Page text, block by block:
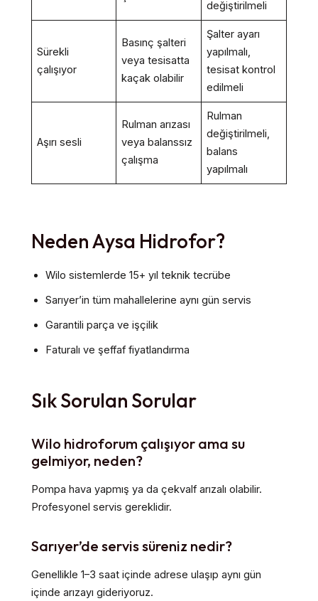
değiştirilmeli
Sürekli
çalışıyor
Basınç şalteri
veya tesisatta
kaçak olabilir
Şalter ayarı
yapılmalı,
tesisat kontrol
edilmeli
Aşırı sesli
Rulman arızası
veya balanssız
çalışma
Rulman
değiştirilmeli,
balans
yapılmalı
Neden Aysa Hidrofor?
Wilo sistemlerde 15+ yıl teknik tecrübe
Sarıyer’in tüm mahallelerine aynı gün servis
Garantili parça ve işçilik
Faturalı ve şeffaf fiyatlandırma
Sık Sorulan Sorular
Wilo hidroforum çalışıyor ama su
gelmiyor, neden?
Pompa hava yapmış ya da çekvalf arızalı olabilir.
Profesyonel servis gereklidir.
Sarıyer’de servis süreniz nedir?
Genellikle 1–3 saat içinde adrese ulaşıp aynı gün
içinde arızayı gideriyoruz.